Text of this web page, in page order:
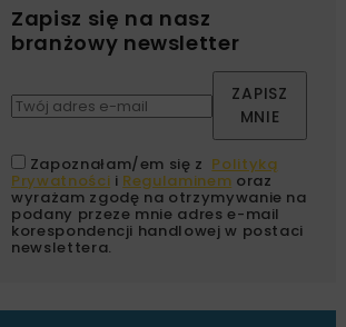
Zapisz się na nasz
branżowy newsletter
ZAPISZ
MNIE
Zapoznałam/em się z Polityką
Prywatności i Regulaminem oraz
wyrażam zgodę na otrzymywanie na
podany przeze mnie adres e-mail
korespondencji handlowej w postaci
newslettera.